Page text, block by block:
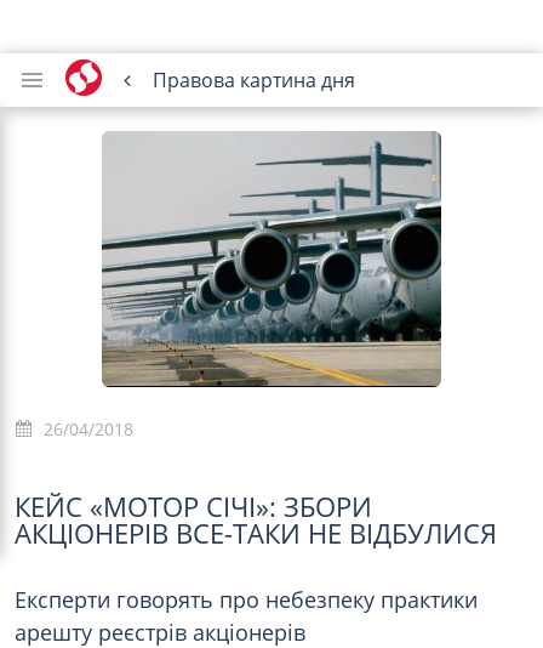
Правова картина дня
26/04/2018
КЕЙС «МОТОР СІЧІ»: ЗБОРИ
АКЦІОНЕРІВ ВСЕ-ТАКИ НЕ ВІДБУЛИСЯ
Експерти говорять про небезпеку практики
арешту реєстрів акціонерів